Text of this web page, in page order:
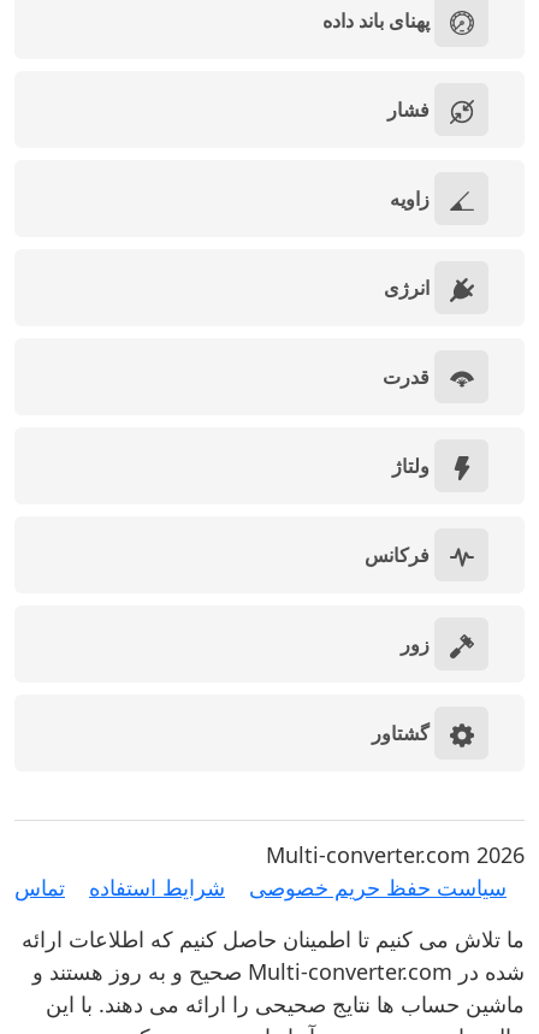
پهنای باند داده
فشار
زاویه
انرژی
قدرت
ولتاژ
فرکانس
زور
گشتاور
Multi-converter.com 2026
سیاست حفظ حریم خصوصی
شرایط استفاده
تماس
ما تلاش می کنیم تا اطمینان حاصل کنیم که اطلاعات ارائه
شده در Multi-converter.com صحیح و به روز هستند و
ماشین حساب ها نتایج صحیحی را ارائه می دهند. با این